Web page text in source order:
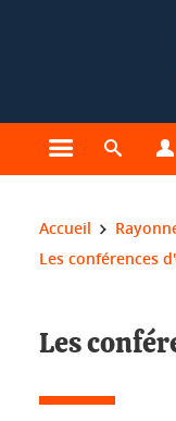
Ouvrir le menu
Ouvrir
Vous êtes ici :
Accueil
Les conférences
Les